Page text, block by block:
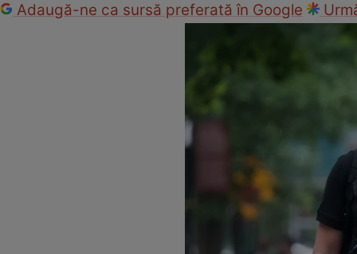
Adaugă-ne ca sursă preferată în Google